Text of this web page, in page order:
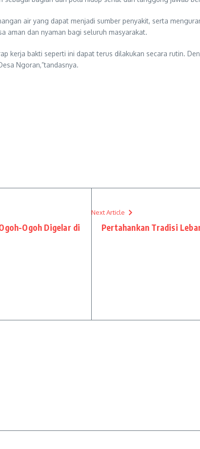
air yang dapat menjadi sumber penyakit, serta
aman dan nyaman bagi seluruh masyarakat.
kerja bakti seperti ini dapat terus dilakukan secara rutin.
Ngoran,”tandasnya.
Ogoh Digelar di
Next Article
Pertahankan Tradisi